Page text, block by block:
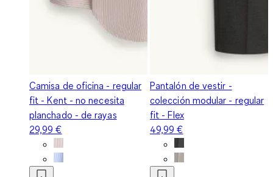
Camisa de oficina - regular
fit - Kent - no necesita
planchado - de rayas
29,99 €
Pantalón de vestir -
colección modular - regular
fit - Flex
49,99 €